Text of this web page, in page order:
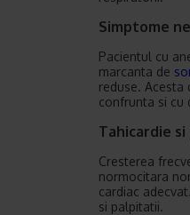
Simptome
Pacientul cu
marcanta de
reduse. Acesta
confrunta si cu
Tahicardie
Cresterea
normocitara
cardiac
si palpitatii.